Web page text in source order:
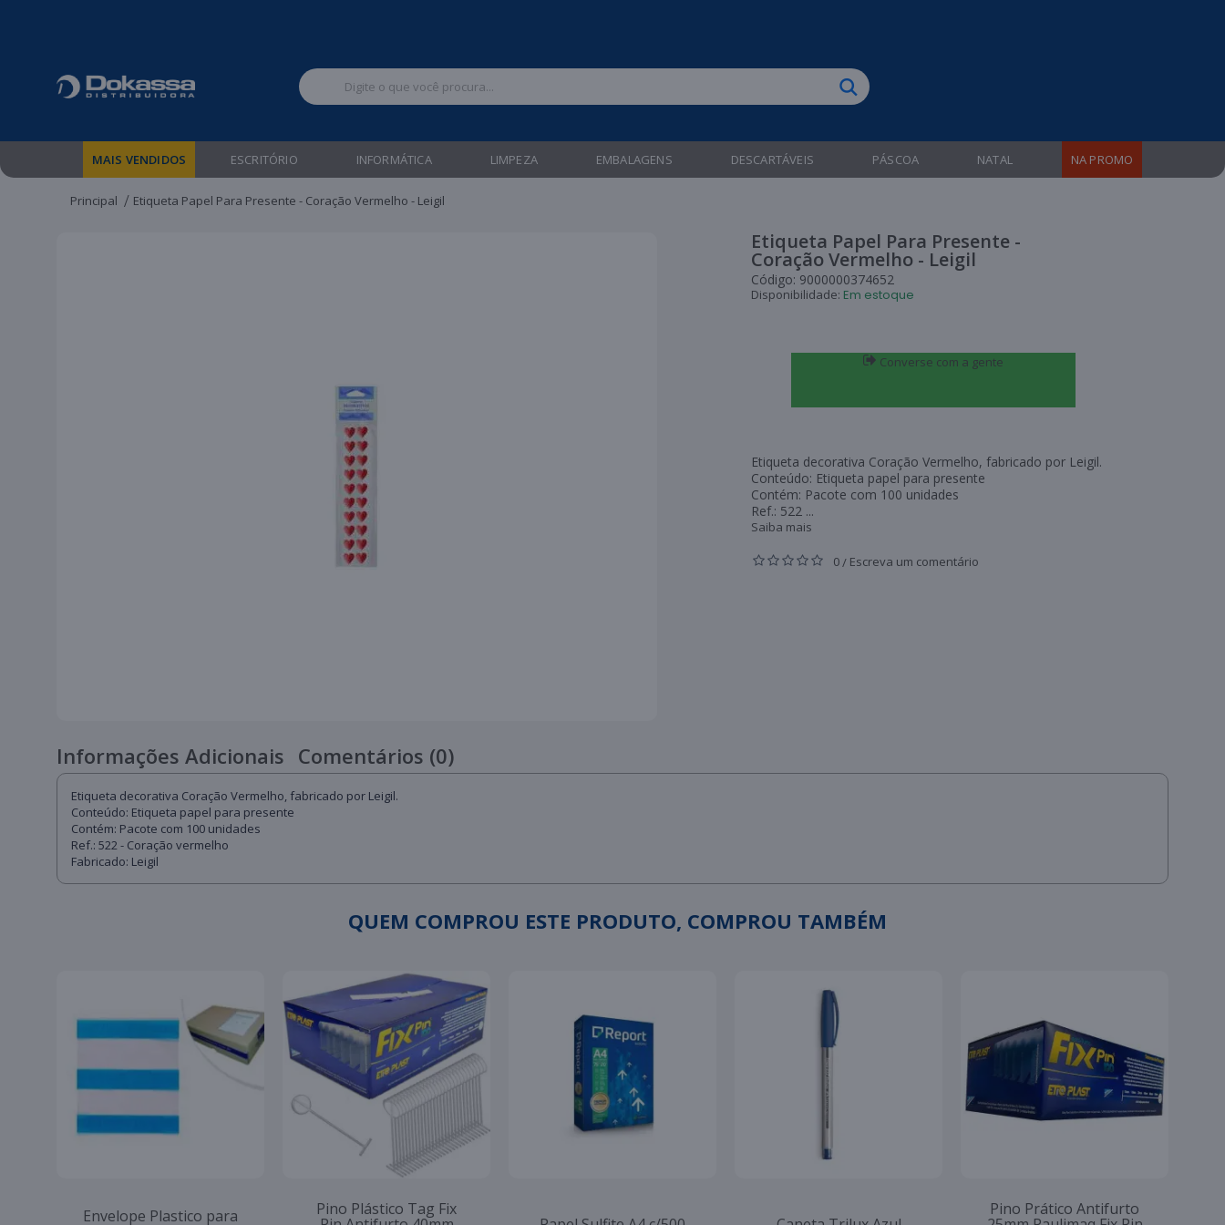
MAIS VENDIDOS ESCRITÓRIO INFORMÁTICA LIMPEZA EMBALAGENS DESCARTÁVEIS PÁSCOA NATAL NA PROMO
Principal Etiqueta Papel Para Presente - Coração Vermelho - Leigil
Etiqueta Papel Para Presente -
Coração Vermelho - Leigil
Código: 9000000374652
Disponibilidade: Em estoque
Converse com a gente
Etiqueta decorativa Coração Vermelho, fabricado por Leigil.
Conteúdo: Etiqueta papel para presente
Contém: Pacote com 100 unidades
Ref.: 522 ...
Saiba mais
0/ Escreva um comentário
Informações Adicionais Comentários (0)
Etiqueta decorativa Coração Vermelho, fabricado por Leigil.
Conteúdo: Etiqueta papel para presente
Contém: Pacote com 100 unidades
Ref.: 522 - Coração vermelho
Fabricado: Leigil
QUEM COMPROU ESTE PRODUTO, COMPROU TAMBÉM
Envelope Plastico para Pino Plástico Tag Fix Pino Prático Antifurto